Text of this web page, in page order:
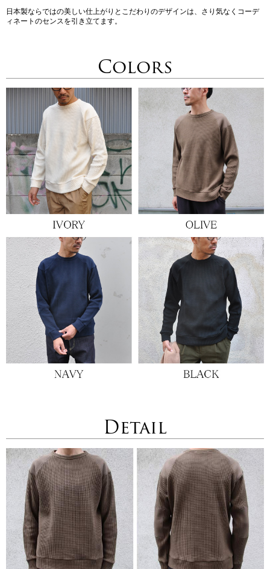
日本製ならではの美しい仕上がりとこだわりのデザインは、さり気なくコーデ
ィネートのセンスを引き立てます。
Colors
Detail